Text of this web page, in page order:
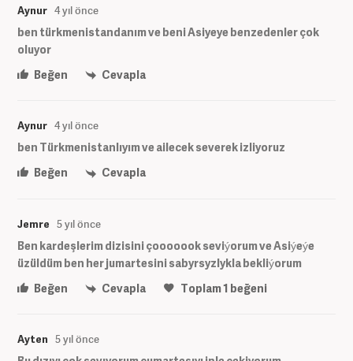
Aynur 4 yıl önce
ben türkmenistandanım ve beni Asiyeye benzedenler çok
oluyor
Beğen
Cevapla
Aynur 4 yıl önce
ben Türkmenistanlıyım ve ailecek severek izliyoruz
Beğen
Cevapla
Jemre 5 yıl önce
Ben kardeşlerim dizisini çooooook seviýorum ve Asiýeýe
üzüldüm ben her jumartesini sabyrsyzlykla bekliýorum
Beğen
Cevapla Toplam1 beğeni
Ayten 5 yıl önce